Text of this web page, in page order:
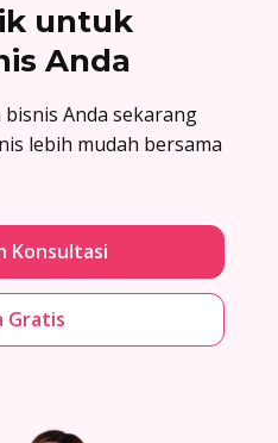
untuk
Anda
Anda sekarang
lebih mudah bersama
Konsultasi
Gratis